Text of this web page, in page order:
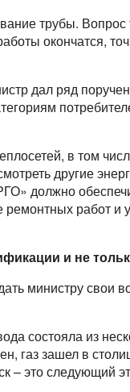
трубы. Вопрос
окончатся,
дал ряд
в том
другие
должно
работ и
и не
министру свои
состояла из
газ зашел в
– это следующий